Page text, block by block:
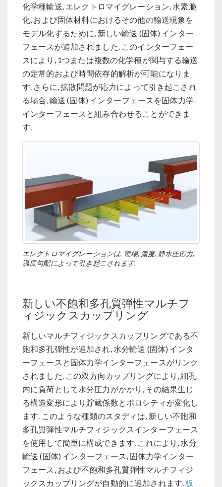
化学種輸送, エレクトロマイグレーション, 水素脆
化, および固体材料におけるその他の輸送現象を
モデル化するために, 新しい輸送 (固体) インター
フェースが追加されました. このインターフェー
スにより, 1つまたは複数の化学種が関与する輸送
の定常的および時間依存的解析が可能になりま
す. さらに, 拡散問題が応力によって引き起こされ
る場合, 輸送 (固体) インターフェースを固体力学
インターフェースと組み合わせることができま
す.
エレクトロマイグレーションは, 電場, 濃度, 静水圧応力,
温度勾配によって引き起こされます.
新しい不飽和多孔質弾性マルチフ
ィジックスカップリング
新しいマルチフィジックスカップリングである不
飽和多孔弾性が追加され, 水分輸送 (固体) インタ
ーフェースと固体力学インターフェースがリンク
されました. この双方向カップリングにより, 細孔
内に負荷として水分圧力がかかり, その結果生じ
る構造変形により貯蔵係数とポロシティが変化し
ます. このような種類のスタディは, 新しい不飽和
多孔質弾性マルチフィジックスインターフェース
を使用して簡単に構成できます. これにより, 水分
輸送 (固体) インターフェース, 固体力学インター
フェース, および不飽和多孔質弾性マルチフィジ
ックスカップリングが自動的に追加されます.板